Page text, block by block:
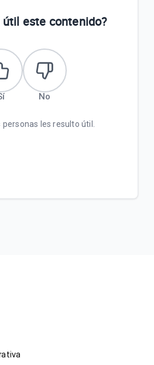
útil este contenido?
No
personas les resulto útil.